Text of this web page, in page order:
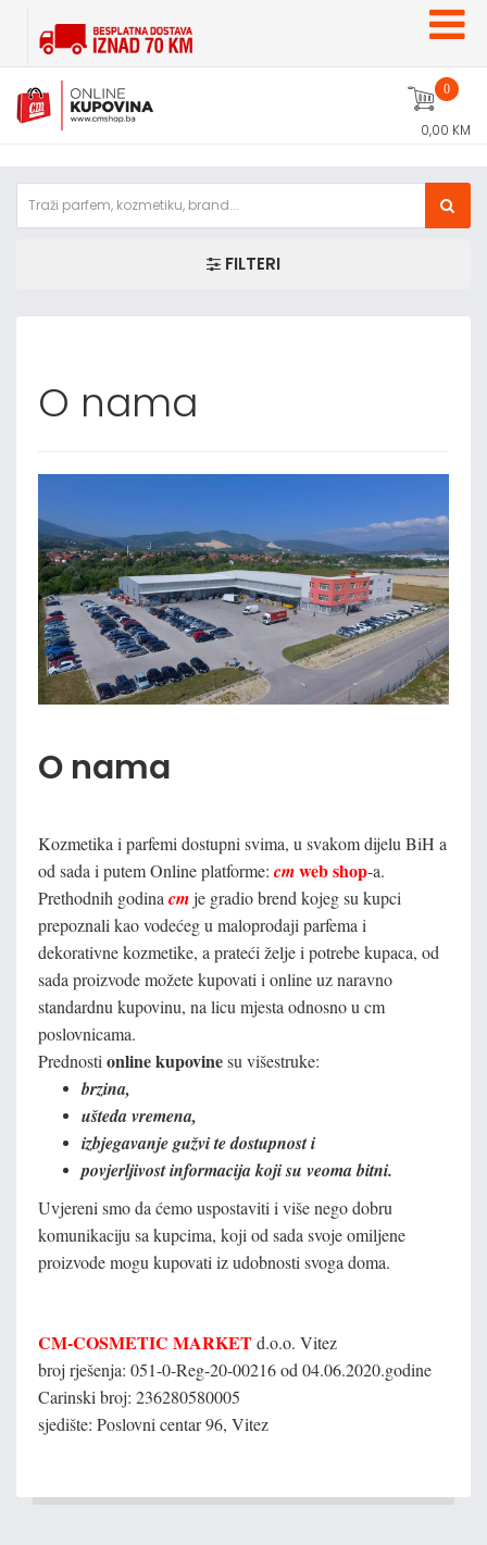
0
0,00 KM
FILTERI
O nama
O nama
Kozmetika i parfemi dostupni svima, u svakom dijelu BiH a
od sada i putem Online platforme: cmweb shop-a.
Prethodnih godina cmje gradio brend kojeg su kupci
prepoznali kao vodećeg u maloprodaji parfema i
dekorativne kozmetike, a prateći želje i potrebe kupaca, od
sada proizvode možete kupovati i online uz naravno
standardnu kupovinu, na licu mjesta odnosno u cm
poslovnicama.
Prednosti online kupovinesu višestruke:
brzina,
ušteda vremena,
izbjegavanje gužvi te dostupnost i
povjerljivost informacija koji su veoma bitni.
Uvjereni smo da ćemo uspostaviti i više nego dobru
komunikaciju sa kupcima, koji od sada svoje omiljene
proizvode mogu kupovati iz udobnosti svoga doma.
CM-COSMETIC MARKETd.o.o. Vitez
broj rješenja: 051-0-Reg-20-00216 od 04.06.2020.godine
Carinski broj: 236280580005
sjedište: Poslovni centar 96, Vitez